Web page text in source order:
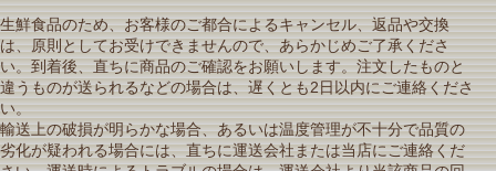
生鮮食品のため、お客様のご都合によるキャンセル、返品や交換
は、原則としてお受けできませんので、あらかじめご了承くださ
い。到着後、直ちに商品のご確認をお願いします。注文したものと
違うものが送られるなどの場合は、遅くとも2日以内にご連絡くださ
い。
輸送上の破損が明らかな場合、あるいは温度管理が不十分で品質の
劣化が疑われる場合には、直ちに運送会社または当店にご連絡くだ